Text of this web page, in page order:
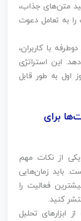
متن‌های جذاب،
را به تعامل دعوت
با کاربران،
این استراتژی
می‌شود نرخ تعامل شما در ۷ روز اول به طور قابل
برای
از نکات مهم
باید زمان‌هایی
فعالیت را
کنید.
ابزارهای تحلیل